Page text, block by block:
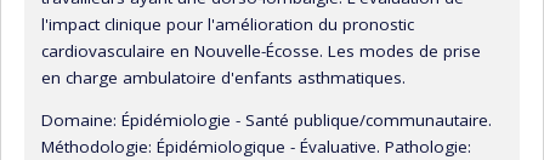
l'impact clinique pour l'amélioration du pronostic
cardiovasculaire en Nouvelle-Écosse. Les modes de prise
en charge ambulatoire d'enfants asthmatiques.
Domaine: Épidémiologie - Santé publique/communautaire.
Méthodologie: Épidémiologique - Évaluative. Pathologie: